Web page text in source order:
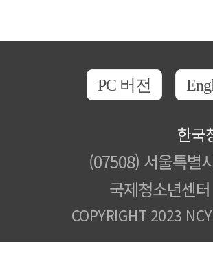
PC 버전
한국
(07508) 서울특별
국제청소년센
COPYRIGHT 2023